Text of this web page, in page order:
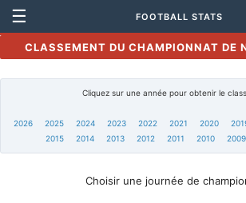
☰ FOOTBALL STATS
CLASSEMENT DU CHAMPIONNAT DE
Cliquez sur une année pour obtenir le
2026 2025 2024 2023 2022 2021 2020
2015
2014 2013 2012 2011 2010 2009
Choisir une journée de